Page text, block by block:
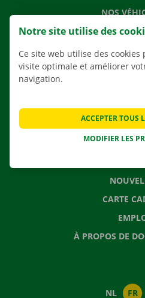
NOS
NOS
CARTE
À PROPOS DE
NL FR
Notre site utilise des
Ce site web utilise des
visite optimale et améliorer
navigation.
MODIFIER LES
ACCEPTER TOUS